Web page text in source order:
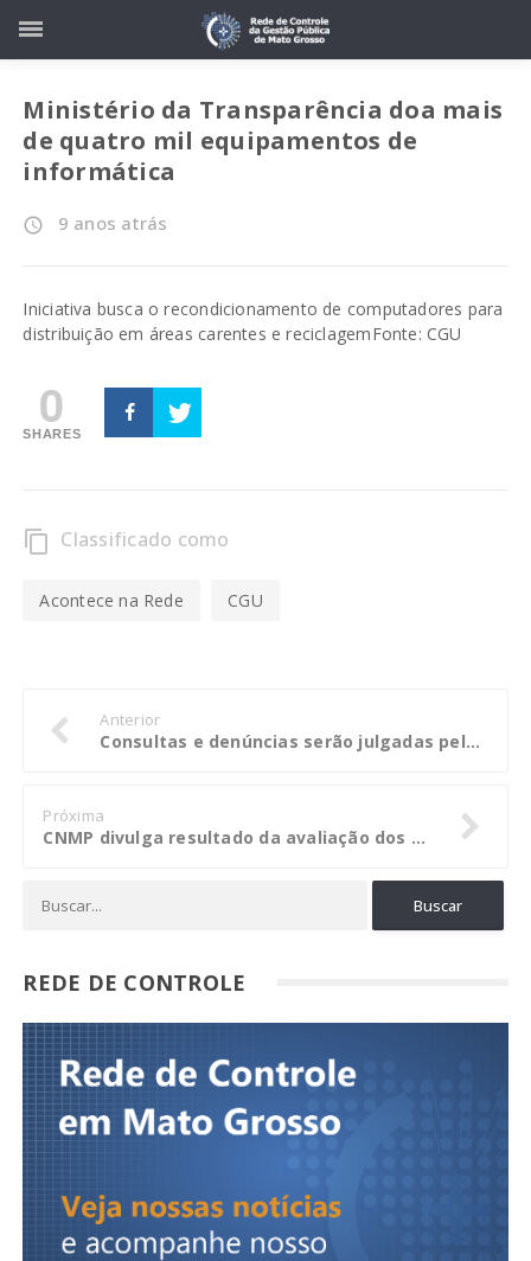
Ministério da Transparência doa mais
de quatro mil equipamentos de
informática
access_time 9 anos atrás
Iniciativa busca o recondicionamento de computadores para
distribuição em áreas carentes e reciclagemFonte: CGU
0
SHARES
content_copy Classificado como
Acontece na Rede CGU
Anterior
Consultas e denúncias serão julgadas pelo Pleno do TCE no dia 09/05
Próxima
CNMP divulga resultado da avaliação dos Portais Transparência referente ao quarto trimestre de 2016
REDE DE CONTROLE